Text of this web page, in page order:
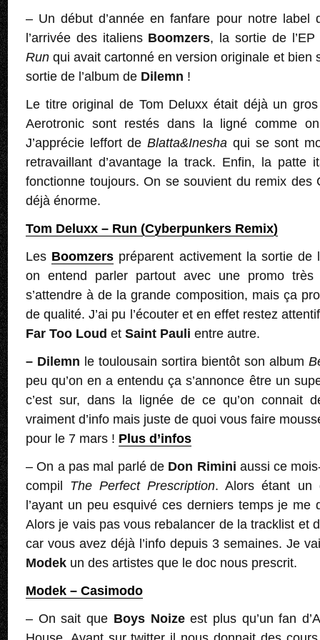
– Un début d’année en fanfare pour notre label
l’arrivée des italiens Boomzers, la sortie de l’EP
Run qui avait cartonné en version originale et bien
sortie de l’album de Dilemn !
Le titre original de Tom Deluxx était déjà un
Aerotronic sont restés dans la ligné comme
J’apprécie leffort deBlatta&Inesha qui se sont
retravaillant d’avantage la track. Enfin, la patte
fonctionne toujours. On se souvient du remix des
déjà énorme.
Tom Deluxx – Run (Cyberpunkers Remix)
Les Boomzers préparent activement la sortie
on entend parler partout avec une promo
s’attendre à de la grande composition, mais ça
de qualité. J’ai pu l’écouter et en effet restez
Far Too Loud et Saint Pauli entre autre.
– Dilemn le toulousain sortira bientôt son album
peu qu’on en a entendu ça s’annonce être un
c’est sur, dans la lignée de ce qu’on connait
vraiment d’info mais juste de quoi vous faire
pour le 7 mars ! Plus d’infos
– On a pas mal parlé de Don Rimini aussi ce
compil The Perfect Prescription. Alors étant un
l’ayant un peu esquivé ces derniers temps je me
Alors je vais pas vous rebalancer de la tracklist et
car vous avez déjà l’info depuis 3 semaines. Je
Modek un des artistes que le doc nous prescrit.
Modek – Casimodo
– On sait que Boys Noizeest plus qu’un fan